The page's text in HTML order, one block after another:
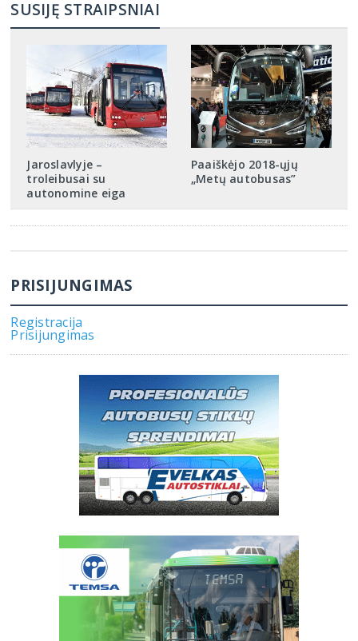
SUSIJĘ STRAIPSNIAI
Jaroslavlyje –
troleibusai su
autonomine eiga
Paaiškėjo 2018-ųjų
„Metų autobusas”
PRISIJUNGIMAS
Registracija
Prisijungimas